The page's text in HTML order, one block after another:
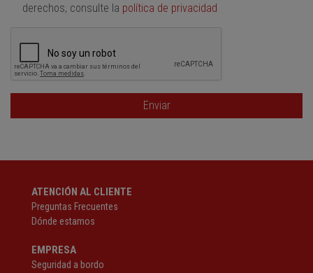
derechos, consulte la política de privacidad
Enviar
ATENCIÓN AL CLIENTE
Preguntas Frecuentes
Dónde estamos
EMPRESA
Seguridad a bordo